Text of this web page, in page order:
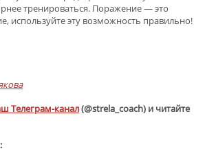
тренироваться. Поражение — это
используйте эту возможность правильно!
Телеграм-канал(@strela_coach) и читайте